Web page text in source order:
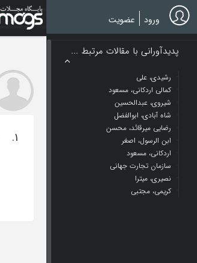
Skip
to
main
ورود عضویت
پدیدآورانی با مقالات مرتبط ...
رشیدی، علی
کمالی اردکانی، مسعود
شیروی، عبدالحسین
شاه آبادی، ابوالفضل
رضایی میرقائد، محسن
ابن الرسول، اصغر
اردکانی، مسعود
سازمان تجارت جهانی
نصیری، میترا
کریمی، مجتبی
1.